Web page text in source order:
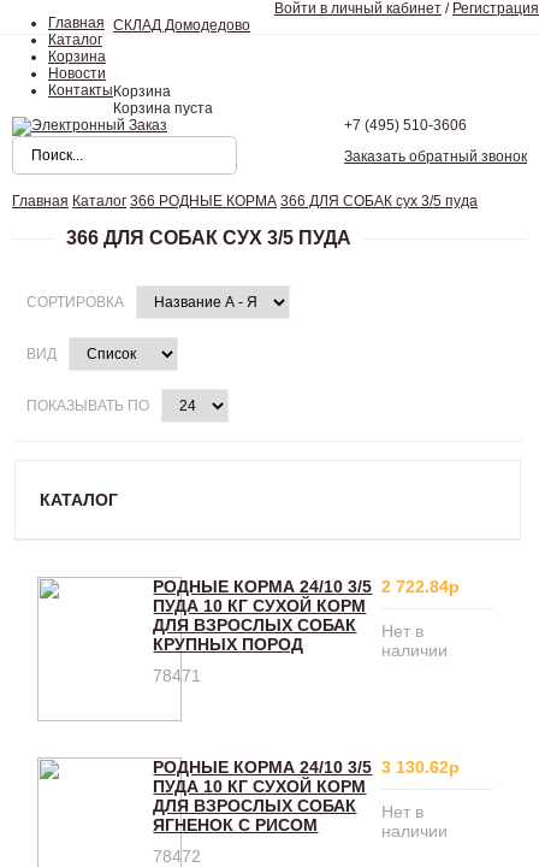
Главная
Каталог
Корзина
Новости
Контакты
Войти в личный кабинет / Регистрация
СКЛАД Домодедово
Корзина
Корзина пуста
+7 (495) 510-3606
Заказать обратный звонок
Главная Каталог 366 РОДНЫЕ КОРМА 366 ДЛЯ СОБАК сух 3/5 пуда
366 ДЛЯ СОБАК СУХ 3/5 ПУДА
СОРТИРОВКА
ВИД
ПОКАЗЫВАТЬ ПО
КАТАЛОГ
РОДНЫЕ КОРМА 24/10 3/5
ПУДА 10 КГ СУХОЙ КОРМ
ДЛЯ ВЗРОСЛЫХ СОБАК
КРУПНЫХ ПОРОД
78471
2 722.84р
Нет в
наличии
РОДНЫЕ КОРМА 24/10 3/5
ПУДА 10 КГ СУХОЙ КОРМ
ДЛЯ ВЗРОСЛЫХ СОБАК
ЯГНЕНОК С РИСОМ
78472
3 130.62р
Нет в
наличии